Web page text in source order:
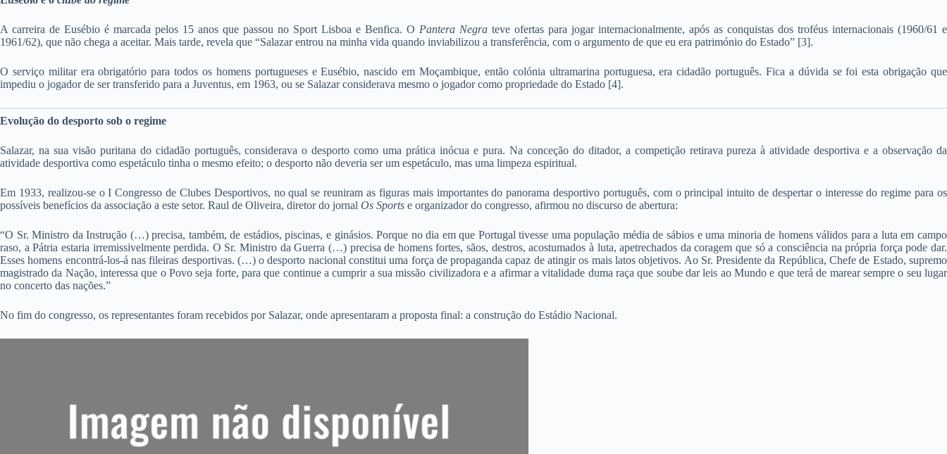
A carreira de Eusébio é marcada pelos 15 anos que passou no Sport Lisboa e Benfica. O Pantera Negra teve ofertas para jogar internacionalmente, após as conquistas dos troféus internacionais (1960/61 e
1961/62), que não chega a aceitar. Mais tarde, revela que “Salazar entrou na minha vida quando inviabilizou a transferência, com o argumento de que eu era património do Estado” [3].
O serviço militar era obrigatório para todos os homens portugueses e Eusébio, nascido em Moçambique, então colónia ultramarina portuguesa, era cidadão português. Fica a dúvida se foi esta obrigação que
impediu o jogador de ser transferido para a Juventus, em 1963, ou se Salazar considerava mesmo o jogador como propriedade do Estado [4].
Evolução do desporto sob o regime
Salazar, na sua visão puritana do cidadão português, considerava o desporto como uma prática inócua e pura. Na conceção do ditador, a competição retirava pureza à atividade desportiva e a observação da
atividade desportiva como espetáculo tinha o mesmo efeito; o desporto não deveria ser um espetáculo, mas uma limpeza espiritual.
Em 1933, realizou-se o I Congresso de Clubes Desportivos, no qual se reuniram as figuras mais importantes do panorama desportivo português, com o principal intuito de despertar o interesse do regime para os
possíveis benefícios da associação a este setor. Raul de Oliveira, diretor do jornal Os Sports e organizador do congresso, afirmou no discurso de abertura:
“O Sr. Ministro da Instrução (…) precisa, também, de estádios, piscinas, e ginásios. Porque no dia em que Portugal tivesse uma população média de sábios e uma minoria de homens válidos para a luta em campo
raso, a Pátria estaria irremissivelmente perdida. O Sr. Ministro da Guerra (…) precisa de homens fortes, sãos, destros, acostumados à luta, apetrechados da coragem que só a consciência na própria força pode dar.
Esses homens encontrá-los-á nas fileiras desportivas. (…) o desporto nacional constitui uma força de propaganda capaz de atingir os mais latos objetivos. Ao Sr. Presidente da República, Chefe de Estado, supremo
magistrado da Nação, interessa que o Povo seja forte, para que continue a cumprir a sua missão civilizadora e a afirmar a vitalidade duma raça que soube dar leis ao Mundo e que terá de marear sempre o seu lugar
no concerto das nações.”
No fim do congresso, os representantes foram recebidos por Salazar, onde apresentaram a proposta final: a construção do Estádio Nacional.